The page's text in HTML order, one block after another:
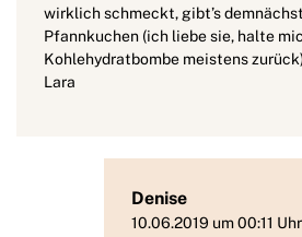
wirklich schmeckt, gibt’s
Pfannkuchen (ich liebe sie, halte
Kohlehydratbombe meistens
Lara
Denise
10.06.2019 um 00:11 Uhr